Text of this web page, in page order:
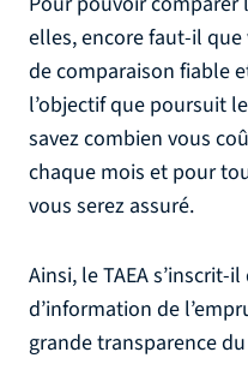
elles, encore faut-il
de comparaison fiable
l’objectif que poursuit
savez combien vous
chaque mois et pour
vous serez assuré.
Ainsi, le TAEA s’inscrit-
d’information de
grande transparence